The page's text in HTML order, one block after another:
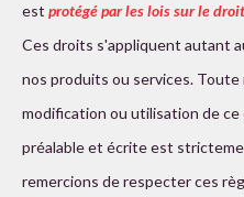
est protégé par les lois sur le
Ces droits s'appliquent autant
nos produits ou services.
modification ou utilisation de
préalable et écrite est
remercions de respecter ces